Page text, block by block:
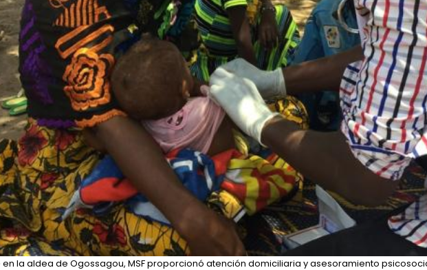
la aldea de Ogossagou, MSF proporcionó atención domiciliaria y asesoramiento